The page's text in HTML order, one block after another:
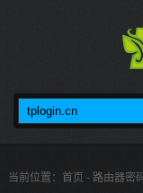
当前位置： 首页 - 路由器密